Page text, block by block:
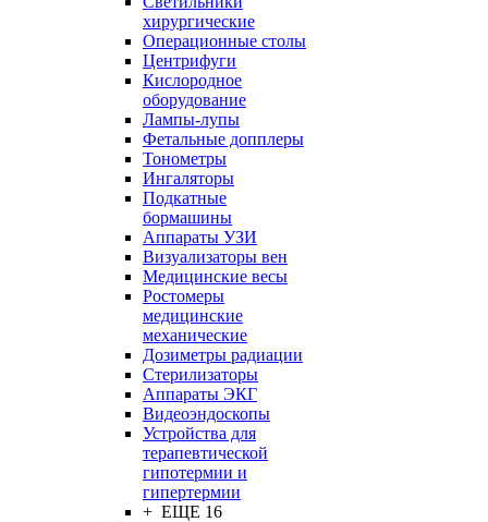
хирургические
Операционные столы
Центрифуги
Кислородное
оборудование
Лампы-лупы
Фетальные допплеры
Тонометры
Ингаляторы
Подкатные
бормашины
Аппараты УЗИ
Визуализаторы вен
Медицинские весы
Ростомеры
медицинские
механические
Дозиметры радиации
Стерилизаторы
Аппараты ЭКГ
Видеоэндоскопы
Устройства для
терапевтической
гипотермии и
гипертермии
+ ЕЩЕ 16